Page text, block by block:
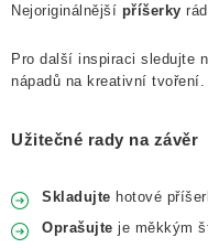
Nejoriginálnější příšerky
Pro další inspiraci sledujte
nápadů na kreativní tvoření.
Užitečné rady na závěr
Skladujte hotové
Oprašujte je měkkým